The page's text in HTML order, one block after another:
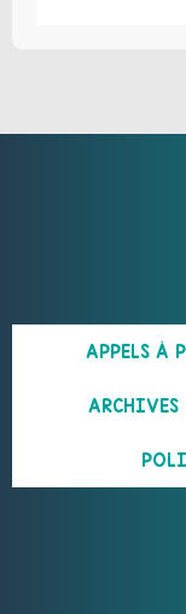
APPELS À
ARCHIVES